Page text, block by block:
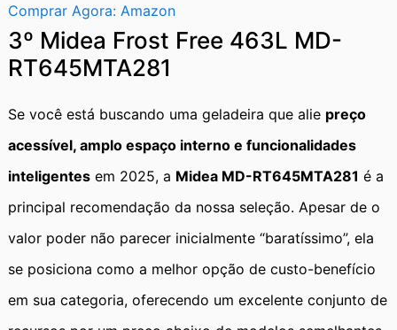
Comprar Agora: Amazon
3º Midea Frost Free 463L MD-
RT645MTA281
Se você está buscando uma geladeira que alie preço
acessível, amplo espaço interno e funcionalidades
inteligentes em 2025, a Midea MD-RT645MTA281 é a
principal recomendação da nossa seleção. Apesar de o
valor poder não parecer inicialmente “baratíssimo”, ela
se posiciona como a melhor opção de custo-benefício
em sua categoria, oferecendo um excelente conjunto de